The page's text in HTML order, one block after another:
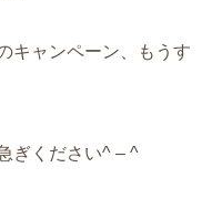
キャンペーン、もうす
ぎください^ – ^